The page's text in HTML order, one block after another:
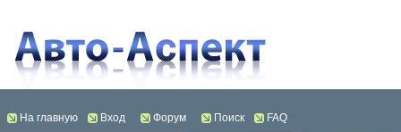
На главную Вход Форум Поиск FAQ